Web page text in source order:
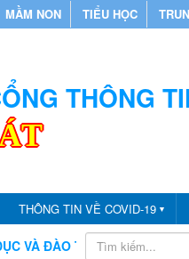
MẦM NON TIỂU HỌC
THÔNG
THÔNG TIN VỀ COVID-19 ▼
TẠO THÀNH PHỐ BẾN CÁT